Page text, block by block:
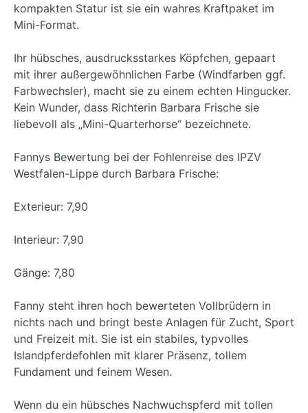
kompakten Statur ist sie ein wahres Kraftpaket im
Mini-Format.
Ihr hübsches, ausdrucksstarkes Köpfchen, gepaart
mit ihrer außergewöhnlichen Farbe (Windfarben ggf.
Farbwechsler), macht sie zu einem echten Hingucker.
Kein Wunder, dass Richterin Barbara Frische sie
liebevoll als „Mini-Quarterhorse“ bezeichnete.
Fannys Bewertung bei der Fohlenreise des IPZV
Westfalen-Lippe durch Barbara Frische:
Exterieur: 7,90
Interieur: 7,90
Gänge: 7,80
Fanny steht ihren hoch bewerteten Vollbrüdern in
nichts nach und bringt beste Anlagen für Zucht, Sport
und Freizeit mit. Sie ist ein stabiles, typvolles
Islandpferdefohlen mit klarer Präsenz, tollem
Fundament und feinem Wesen.
Wenn du ein hübsches Nachwuchspferd mit tollen